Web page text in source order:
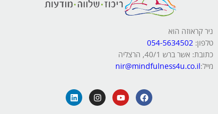
ניר קראוזה הוא
טלפון:
כתובת: אשר ברש 40/1, הרצליה
מייל:nir@mindfulness4u.co.il